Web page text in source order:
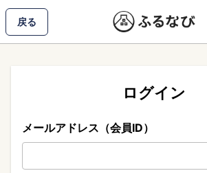
戻る
ログイン
メールアドレス（会員ID）